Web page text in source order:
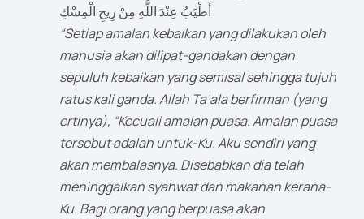
أَطْيَبُ عِنْدَ اللَّهِ مِنْ رِيحِ الْمِسْكِ
“Setiap amalan kebaikan yang dilakukan oleh
manusia akan dilipat-gandakan dengan
sepuluh kebaikan yang semisal sehingga tujuh
ratus kali ganda. Allah Ta’ala berfirman (yang
ertinya), “Kecuali amalan puasa. Amalan puasa
tersebut adalah untuk-Ku. Aku sendiri yang
akan membalasnya. Disebabkan dia telah
meninggalkan syahwat dan makanan kerana-
Ku. Bagi orang yang berpuasa akan